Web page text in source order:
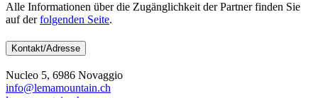
Alle Informationen über die Zugänglichkeit der Partner finden Sie
auf derfolgenden Seite.
Kontakt/Adresse
Nucleo 5, 6986 Novaggio
info@lemamountain.ch